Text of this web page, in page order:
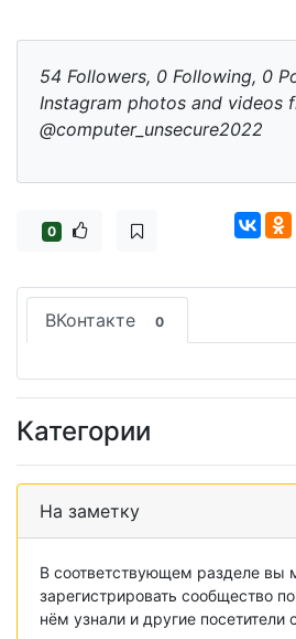
54 Followers, 0 Following, 0
Instagram photos and videos
@computer_unsecure2022
0
ВКонтакте 0
Категории
На заметку
В соответствующем разделе вы
зарегистрировать сообщество
нём узнали и другие